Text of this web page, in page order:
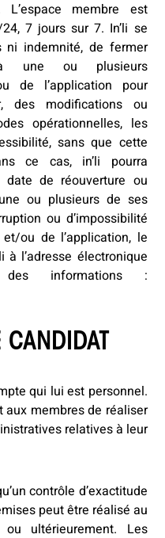
membre est
7 jours sur 7. In’li se
ni indemnité, de fermer
à une ou plusieurs
de l’application pour
des modifications ou
opérationnelles, les
sans que cette
ce cas, in’li pourra
date de réouverture ou
ou plusieurs de ses
ou d’impossibilité
ou de l’application, le
à l’adresse électronique
informations :
qui lui est personnel.
membres de réaliser
relatives à leur
contrôle d’exactitude
peut être réalisé au
ultérieurement. Les